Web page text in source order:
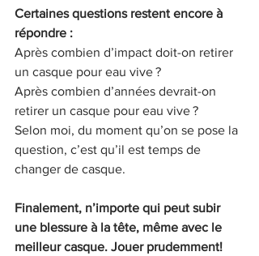
Certaines questions restent encore à
répondre :
Après combien d’impact doit-on retirer
un casque pour eau vive ?
Après combien d’années devrait-on
retirer un casque pour eau vive ?
Selon moi, du moment qu’on se pose la
question, c’est qu’il est temps de
changer de casque.
Finalement, n’importe qui peut subir
une blessure à la tête, même avec le
meilleur casque. Jouer prudemment!